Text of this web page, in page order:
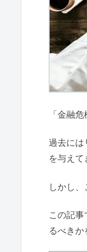
「金融
過去には
を与えて
しかし
この記
るべきか